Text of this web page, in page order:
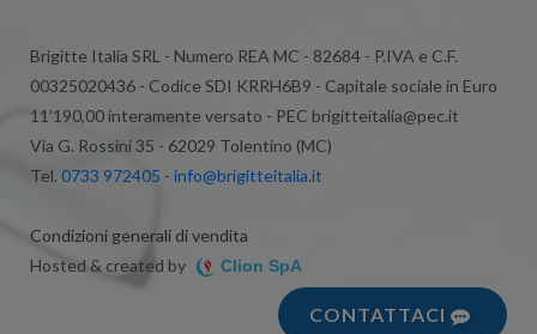
Brigitte Italia SRL - Numero REA MC - 82684 - P.IVA e C.F.
00325020436 - Codice SDI KRRH6B9 - Capitale sociale in Euro
11’190,00 interamente versato - PEC brigitteitalia@pec.it
Via G. Rossini 35 - 62029 Tolentino (MC)
Tel. 0733 972405 - info@brigitteitalia.it
Condizioni generali di vendita
Hosted & created by
Clion SpA
CONTATTACI